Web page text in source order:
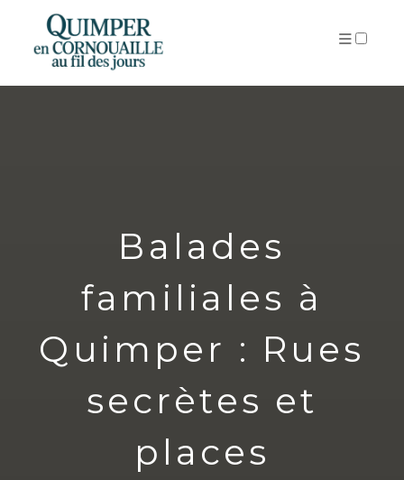
Balades
familiales à
Quimper : Rues
secrètes et
places